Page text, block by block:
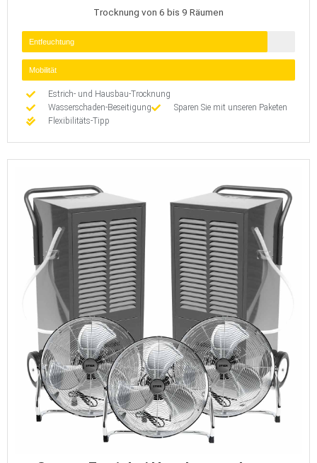
Trocknung von 6 bis 9 Räumen
Entfeuchtung
Mobilität
Estrich- und Hausbau-Trocknung
Wasserschaden-Beseitigung
Sparen Sie mit unseren Paketen
Flexibilitäts-Tipp